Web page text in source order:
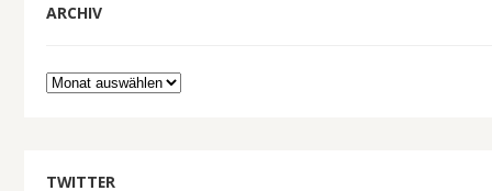
ARCHIV
Archiv
TWITTER